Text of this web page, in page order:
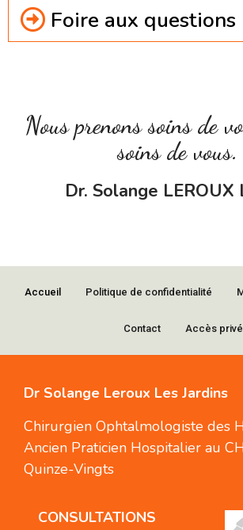
Foire aux questions
Nous prenons soins de
soins de vous.
Dr. Solange LEROUX
Accueil Politique de confidentialité
Contact Accès privé
Dr Solange Leroux Les Jardins
Chirurgien Ophtalmologiste des
Ancien Praticien Hospitalier au
Quinze-Vingts
CONSULTATIONS